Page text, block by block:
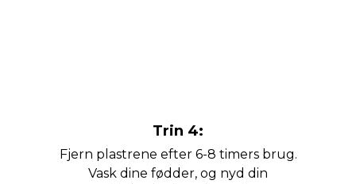
Trin 4:
Fjern plastrene efter 6-8 timers brug.
Vask dine fødder, og nyd din